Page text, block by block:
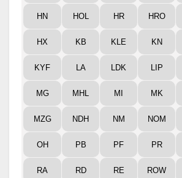
HN HOL HR HRO
HX KB KLE KN
KYF LA LDK LIP
MG MHL MI MK
MZG NDH NM NOM
OH PB PF PR
RA RD RE ROW